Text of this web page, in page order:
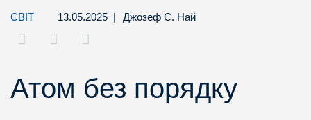
СВІТ 13.05.2025 | Джозеф С. Най
Атом без порядку